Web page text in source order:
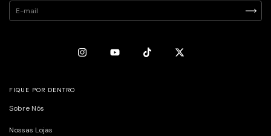
FIQUE POR DENTRO
Sobre Nós
Nossas Lojas